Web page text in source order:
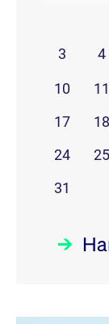
3
4
10 11
17
18
24
25
31